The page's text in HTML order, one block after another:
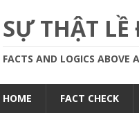
SỰ THẬT
FACTS AND LOGICS ABOVE
HOME FACT CHECK